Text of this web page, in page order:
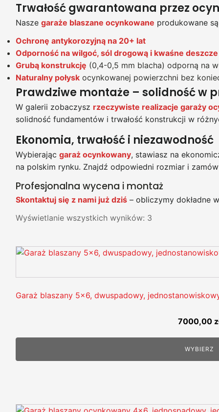
Trwałość gwarantowana przez
Nasze garaże blaszane ocynkowane produkowane
Ochronę antykorozyjną na 20+ lat
Odporność na wilgoć, sól drogową i kwaśne deszcze
Grubą konstrukcję (0,4-0,5 mm blacha) odporną na
Naturalny połysk ocynkowanej powierzchni bez
Prawdziwe montaże – solidność w
W galerii zobaczysz rzeczywiste realizacje garaży
solidność fundamentów i trwałość konstrukcji w
Ekonomia, trwałość i niezawodność
Wybierając garaż ocynkowany, stawiasz na
na polskim rynku. Znajdź odpowiedni rozmiar i
Profesjonalna wycena i montaż
Skontaktuj się z nami już dziś – obliczymy dokładne
Wyświetlanie wszystkich wyników: 3
Garaż blaszany 5x6, dwuspadowy,
7000,00
WYBIERZ